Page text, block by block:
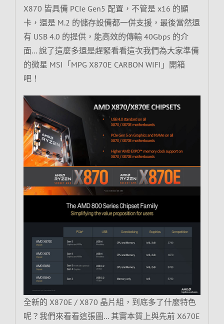
X870 皆具備 PCIe Gen5 配置，不管是 x16 的顯
卡，還是 M.2 的儲存設備都一併支援，最後當然還
有 USB 4.0 的提供，能高效的傳輸 40Gbps 的介
面… 說了這麼多還是趕緊看看這次我們為大家準備
的微星 MSI「MPG X870E CARBON WIFI」開箱
吧！
全新的 X870E / X870 晶片組，到底多了什麼特色
呢？我們來看看這張圖… 其實本質上與先前 X670E